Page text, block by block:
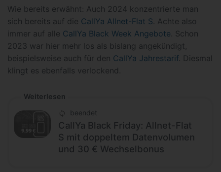
Wie bereits erwähnt: Auch 2024 konzentrierte man
sich bereits auf die CallYa Allnet-Flat S. Achte also
immer auf alle CallYa Black Week Angebote. Schon
2023 war hier mehr los als bislang angekündigt,
beispielsweise auch für den CallYa Jahrestarif. Diesmal
klingt es ebenfalls verlockend.
Weiterlesen
beendet
CallYa Black Friday: Allnet-Flat
S mit doppeltem Datenvolumen
und 30 € Wechselbonus